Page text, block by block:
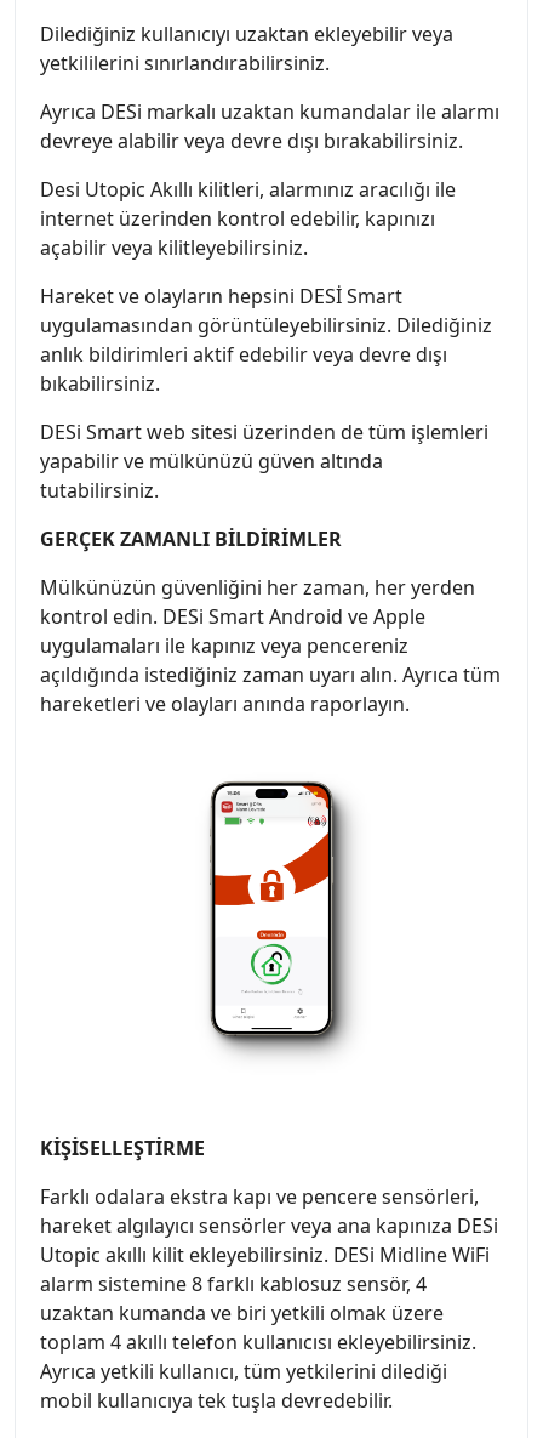
Dilediğiniz kullanıcıyı uzaktan ekleyebilir veya
yetkililerini sınırlandırabilirsiniz.
Ayrıca DESi markalı uzaktan kumandalar ile alarmı
devreye alabilir veya devre dışı bırakabilirsiniz.
Desi Utopic Akıllı kilitleri, alarmınız aracılığı ile
internet üzerinden kontrol edebilir, kapınızı
açabilir veya kilitleyebilirsiniz.
Hareket ve olayların hepsini DESİ Smart
uygulamasından görüntüleyebilirsiniz. Dilediğiniz
anlık bildirimleri aktif edebilir veya devre dışı
bıkabilirsiniz.
DESi Smart web sitesi üzerinden de tüm işlemleri
yapabilir ve mülkünüzü güven altında
tutabilirsiniz.
GERÇEK ZAMANLI BİLDİRİMLER
Mülkünüzün güvenliğini her zaman, her yerden
kontrol edin. DESi Smart Android ve Apple
uygulamaları ile kapınız veya pencereniz
açıldığında istediğiniz zaman uyarı alın. Ayrıca tüm
hareketleri ve olayları anında raporlayın.
KİŞİSELLEŞTİRME
Farklı odalara ekstra kapı ve pencere sensörleri,
hareket algılayıcı sensörler veya ana kapınıza DESi
Utopic akıllı kilit ekleyebilirsiniz. DESi Midline WiFi
alarm sistemine 8 farklı kablosuz sensör, 4
uzaktan kumanda ve biri yetkili olmak üzere
toplam 4 akıllı telefon kullanıcısı ekleyebilirsiniz.
Ayrıca yetkili kullanıcı, tüm yetkilerini dilediği
mobil kullanıcıya tek tuşla devredebilir.